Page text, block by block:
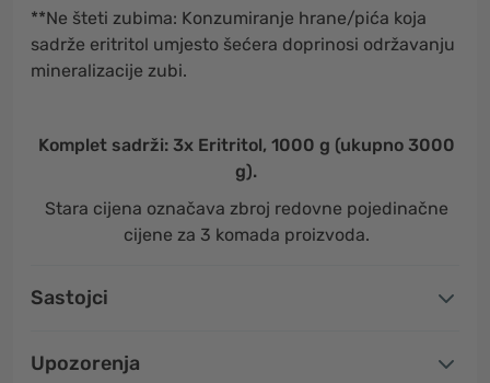
**Ne šteti zubima: Konzumiranje hrane/pića koja
sadrže eritritol umjesto šećera doprinosi održavanju
mineralizacije zubi.
Komplet sadrži: 3x Eritritol, 1000 g (ukupno 3000
g).
Stara cijena označava zbroj redovne pojedinačne
cijene za 3 komada proizvoda.
Sastojci
Upozorenja